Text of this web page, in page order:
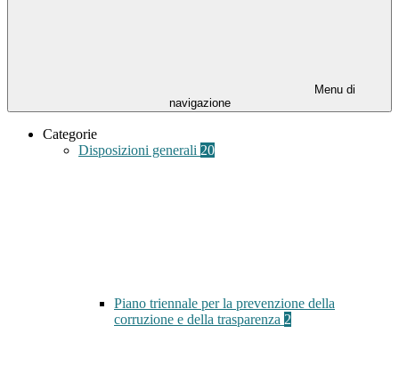
Menu di
navigazione
Categorie
Disposizioni generali 20
Piano triennale per la prevenzione della
corruzione e della trasparenza 2